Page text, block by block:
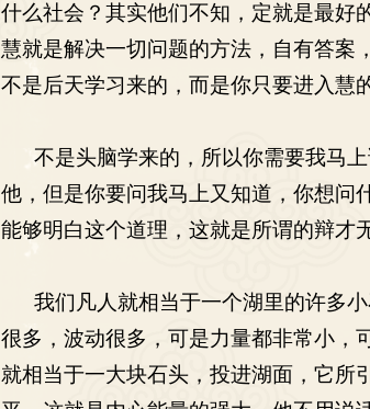
什么社会？其实他们不知，定就是最好
慧就是解决一切问题的方法，自有答案
不是后天学习来的，而是你只要进入慧
不是头脑学来的，所以你需要我马上
他，但是你要问我马上又知道，你想问
能够明白这个道理，这就是所谓的辩才
我们凡人就相当于一个湖里的许多小
很多，波动很多，可是力量都非常小，
就相当于一大块石头，投进湖面，它所